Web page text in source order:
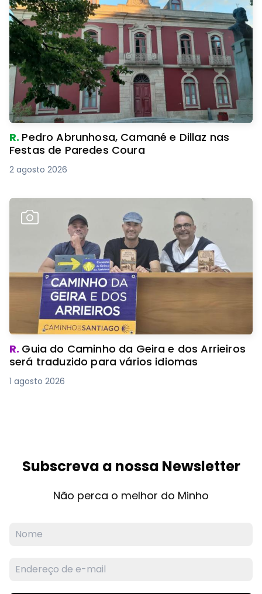
R. Pedro Abrunhosa, Camané e Dillaz nas
Festas de Paredes Coura
2 agosto 2026
R. Guia do Caminho da Geira e dos Arrieiros
será traduzido para vários idiomas
1 agosto 2026
Subscreva a nossa Newsletter
Não perca o melhor do Minho